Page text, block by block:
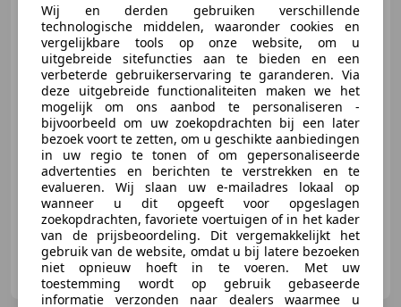
€ 7.440
03/2005 84.863 km Benzine
44 kW (60 PK)
4x4, Garantie, Alarm, Startonderbreker, Airbag passagier, ABS
Hoetink Automotive
NL-7207 BJ ZUTPHEN
Wij en derden gebruiken verschillende
technologische middelen, waaronder cookies en
vergelijkbare tools op onze website, om u
uitgebreide sitefuncties aan te bieden en een
verbeterde gebruikerservaring te garanderen. Via
deze uitgebreide functionaliteiten maken we het
mogelijk om ons aanbod te personaliseren -
bijvoorbeeld om uw zoekopdrachten bij een later
bezoek voort te zetten, om u geschikte aanbiedingen
in uw regio te tonen of om gepersonaliseerde
advertenties en berichten te verstrekken en te
evalueren. Wij slaan uw e-mailadres lokaal op
wanneer u dit opgeeft voor opgeslagen
zoekopdrachten, favoriete voertuigen of in het kader
van de prijsbeoordeling. Dit vergemakkelijkt het
gebruik van de website, omdat u bij latere bezoeken
niet opnieuw hoeft in te voeren. Met uw
toestemming wordt op gebruik gebaseerde
informatie verzonden naar dealers waarmee u